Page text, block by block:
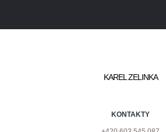
KAREL ZELINKA
KONTAKTY